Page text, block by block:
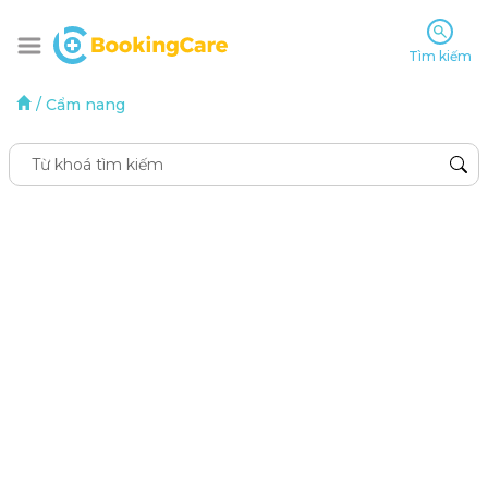
Tìm kiếm
/ Cẩm nang